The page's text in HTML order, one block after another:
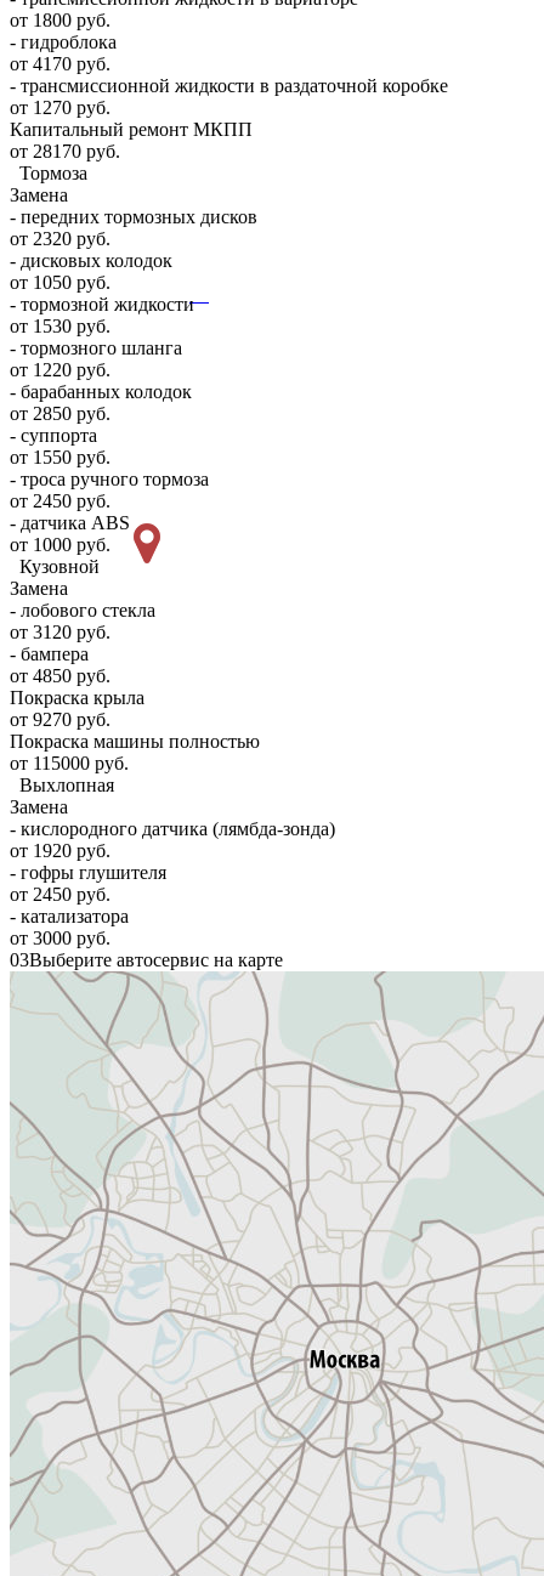
от 1800 руб.
- гидроблока
от 4170 руб.
- трансмиссионной жидкости в раздаточной коробке
от 1270 руб.
Капитальный ремонт МКПП
от 28170 руб.
Тормоза
Замена
- передних тормозных дисков
от 2320 руб.
- дисковых колодок
от 1050 руб.
- тормозной жидкости
от 1530 руб.
- тормозного шланга
от 1220 руб.
- барабанных колодок
от 2850 руб.
- суппорта
от 1550 руб.
- троса ручного тормоза
от 2450 руб.
- датчика ABS
от 1000 руб.
Кузовной
Замена
- лобового стекла
от 3120 руб.
- бампера
от 4850 руб.
Покраска крыла
от 9270 руб.
Покраска машины полностью
от 115000 руб.
Выхлопная
Замена
- кислородного датчика (лямбда-зонда)
от 1920 руб.
- гофры глушителя
от 2450 руб.
- катализатора
от 3000 руб.
03Выберите автосервис на карте